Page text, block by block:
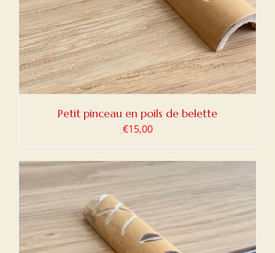
Petit pinceau en poils de belette
€15,00